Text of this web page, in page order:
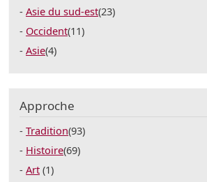
Asie du sud-est(23)
Occident(11)
Asie(4)
Approche
Tradition(93)
Histoire(69)
Art (1)